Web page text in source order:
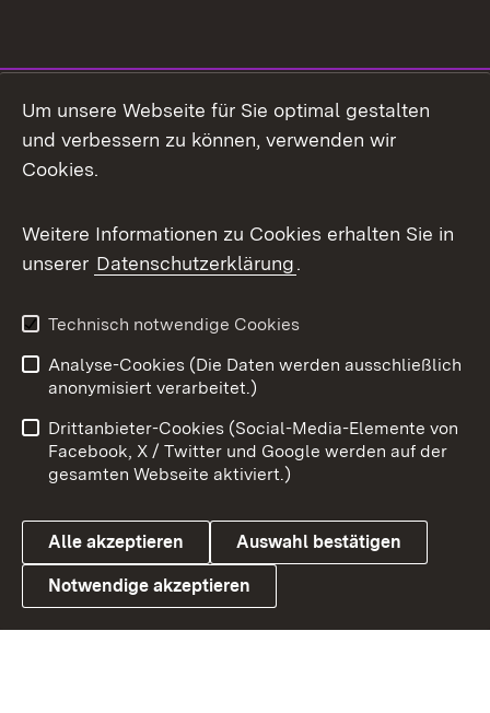
Facebook
X / Twitter
Youtube
Link zum Landesportal
Impressum
Kontakt
Barrierefreiheit
Datenschutz
Cookies
Um unsere Webseite für Sie optimal gestalten
und verbessern zu können, verwenden wir
Cookies.
Weitere Informationen zu Cookies erhalten Sie in
unserer Datenschutzerklärung.
Technisch notwendige Cookies
Analyse-Cookies (Die Daten werden ausschließlich
anonymisiert verarbeitet.)
Drittanbieter-Cookies (Social-Media-Elemente von
Facebook, X / Twitter und Google werden auf der
gesamten Webseite aktiviert.)
Alle akzeptieren Auswahl bestätigen
Notwendige akzeptieren